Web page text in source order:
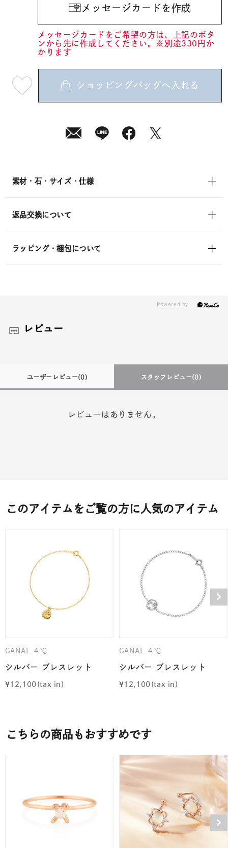
メッセージカードを作成
メッセージカードをご希望の方は、上記のボタ
ンから先に作成してください。※別途330円か
かります
08
ショッピングバッグへ入れる
素材・石・サイズ・仕様
返品交換について
ラッピング・梱包について
レビュー
ユーザーレビュー(0) スタッフレビュー(0)
レビューはありません。
このアイテムをご覧の方に人気のアイテム
CANAL ４℃
シルバー ブレスレット
¥12,100
CANAL ４℃
シルバー ブレスレット
¥12,100
こちらの商品もおすすめです